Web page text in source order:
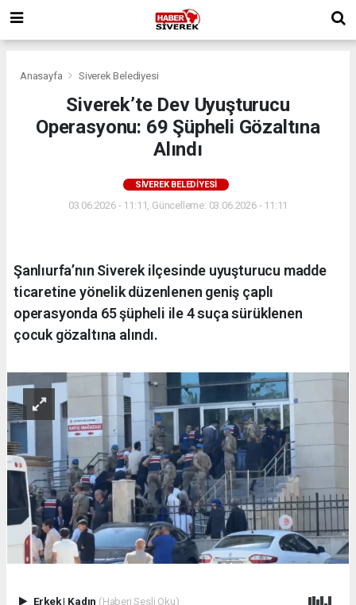
Anasayfa Siverek Belediyesi
Siverek’te Dev Uyuşturucu
Operasyonu: 69 Şüpheli Gözaltına
Alındı
SIVEREK BELEDIYESI
03.06.2026 - 11:11, Güncelleme: 03.06.2026 - 11:11
Şanlıurfa’nın Siverek ilçesinde uyuşturucu madde
ticaretine yönelik düzenlenen geniş çaplı
operasyonda 65 şüpheli ile 4 suça sürüklenen
çocuk gözaltına alındı.
Erkek| Kadın (Haberi Sesli Oku)